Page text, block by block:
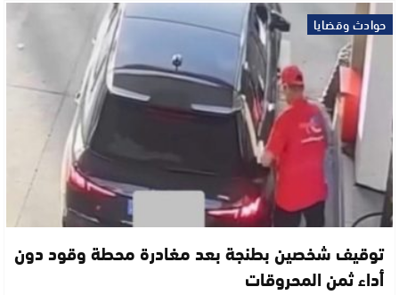
حوادث وقضايا
توقيف شخصين بطنجة بعد مغادرة محطة وقود دون
أداء ثمن المحروقات